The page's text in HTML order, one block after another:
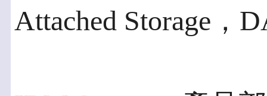
Attached Storage，